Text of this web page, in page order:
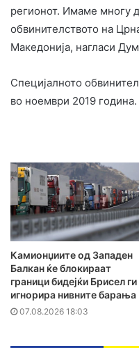
регионот. Имаме многу
обвинителството на
Македонија, нагласи
Специјалното
во ноември 2019 година.
Камионџиите од Западен
Балкан ќе блокираат
граници бидејќи Брисел ги
игнорира нивните барања
07.08.2026 18:03